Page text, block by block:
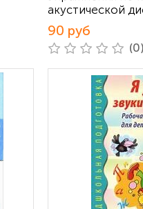
акустической
90 руб